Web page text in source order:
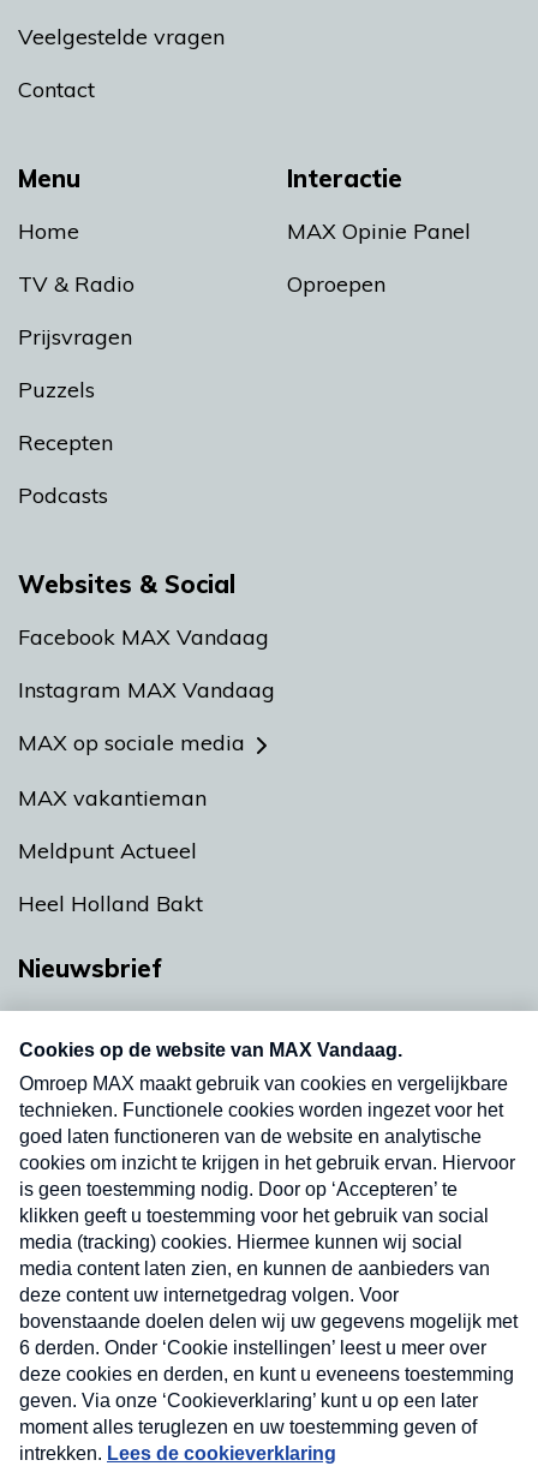
Menu
Home
TV & Radio
Prijsvragen
Puzzels
Recepten
Podcasts
Interactie
MAX Opinie Panel
Oproepen
Veelgestelde vragen
Contact
Websites & Social
Facebook MAX Vandaag
Instagram MAX Vandaag
MAX op sociale media
MAX vakantieman
Meldpunt Actueel
Heel Holland Bakt
Nieuwsbrief
nieuwsbrief. Elke vrijdag- en dinsdagochtend in
uw mailbox.
Verzend
Nieuwsbrief
Neem hier een gratis abonnement op onze
nieuwsbrief. Elke vrijdag- en dinsdagochtend in uw